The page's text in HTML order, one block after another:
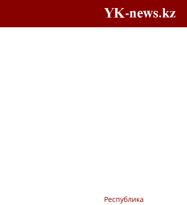
Республика